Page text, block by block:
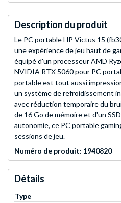
Description du produit
Le PC portable HP Victus 15
une expérience de jeu haut de
équipé d'un processeur AMD
NVIDIA RTX 5060 pour PC
portable est tout aussi
un système de refroidissement
avec réduction temporaire du
de 16 Go de mémoire et d'un
autonomie, ce PC portable
sessions de jeu.
Numéro de produit: 1940820
Détails
Type